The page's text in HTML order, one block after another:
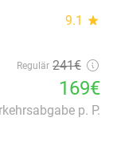
9.1 star
Regulär 241€
169€
p. P.